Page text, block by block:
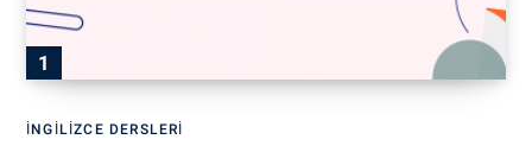
İNGILIZCE DERSLERI